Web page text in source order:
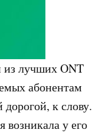
из лучших ONT
абонентам
к слову.
возникала у его